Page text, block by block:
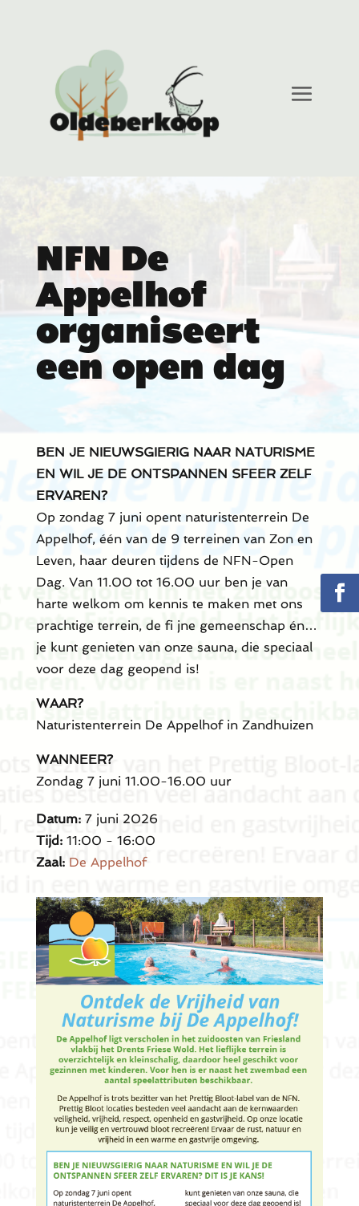
NFN De
Appelhof
organiseert
een open dag
BEN JE NIEUWSGIERIG NAAR NATURISME
EN WIL JE DE ONTSPANNEN SFEER ZELF
ERVAREN?
Op zondag 7 juni opent naturistenterrein De
Appelhof, één van de 9 terreinen van Zon en
Leven, haar deuren tijdens de NFN-Open
Dag. Van 11.00 tot 16.00 uur ben je van
harte welkom om kennis te maken met ons
prachtige terrein, de fi jne gemeenschap én…
je kunt genieten van onze sauna, die speciaal
voor deze dag geopend is!
WAAR?
Naturistenterrein De Appelhof in Zandhuizen
WANNEER?
Zondag 7 juni 11.00-16.00 uur
Datum: 7 juni 2026
Tijd: 11:00 - 16:00
Zaal: De Appelhof